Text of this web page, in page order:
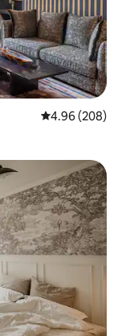
Calificación
4.96 (208)